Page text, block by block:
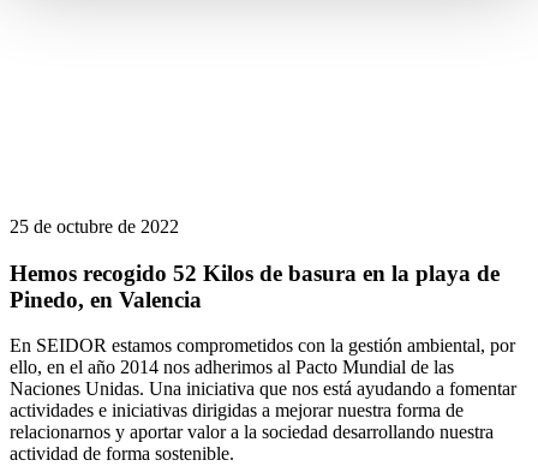
25 de octubre de 2022
Hemos recogido 52 Kilos de basura en la playa de
Pinedo, en Valencia
En SEIDOR estamos comprometidos con la gestión ambiental, por
ello, en el año 2014 nos adherimos al Pacto Mundial de las
Naciones Unidas. Una iniciativa que nos está ayudando a fomentar
actividades e iniciativas dirigidas a mejorar nuestra forma de
relacionarnos y aportar valor a la sociedad desarrollando nuestra
actividad de forma sostenible.